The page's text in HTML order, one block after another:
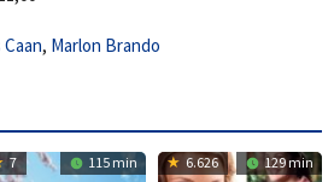
, Marlon Brando
7 115 min 6.626 129 min